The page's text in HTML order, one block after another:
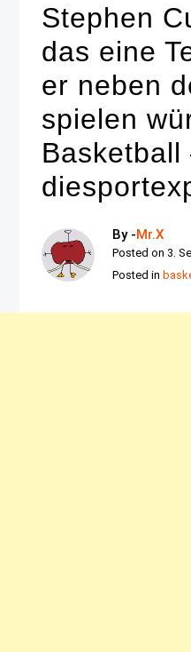
Stephen
das eine
er neben
spielen
Basketball
By -Mr.X
Posted on 3.
Posted in